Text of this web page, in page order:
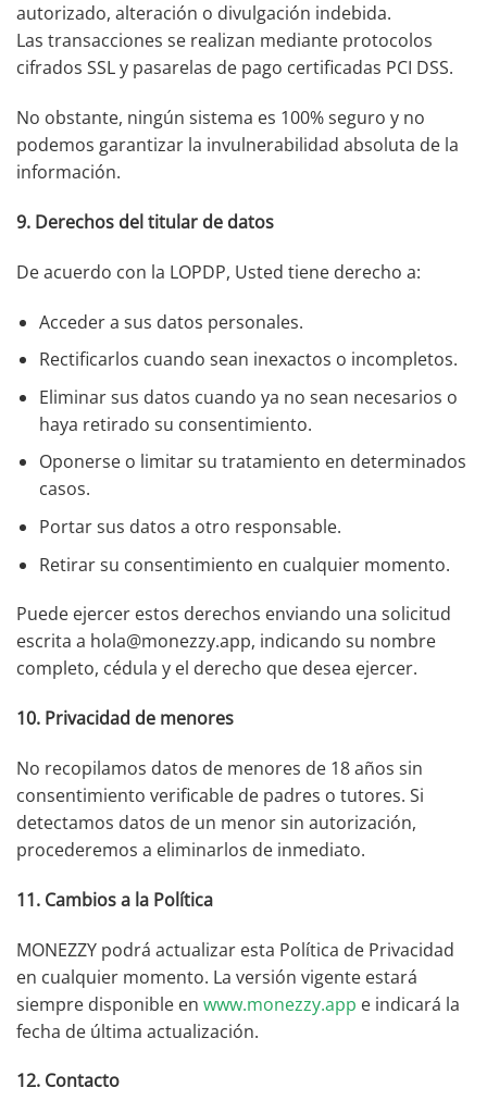
autorizado, alteración o divulgación indebida.
Las transacciones se realizan mediante protocolos
cifrados SSL y pasarelas de pago certificadas PCI DSS.
No obstante, ningún sistema es 100% seguro y no
podemos garantizar la invulnerabilidad absoluta de la
información.
9. Derechos del titular de datos
De acuerdo con la LOPDP, Usted tiene derecho a:
Acceder a sus datos personales.
Rectificarlos cuando sean inexactos o incompletos.
Eliminar sus datos cuando ya no sean necesarios o
haya retirado su consentimiento.
Oponerse o limitar su tratamiento en determinados
casos.
Portar sus datos a otro responsable.
Retirar su consentimiento en cualquier momento.
Puede ejercer estos derechos enviando una solicitud
escrita a hola@monezzy.app, indicando su nombre
completo, cédula y el derecho que desea ejercer.
10. Privacidad de menores
No recopilamos datos de menores de 18 años sin
consentimiento verificable de padres o tutores. Si
detectamos datos de un menor sin autorización,
procederemos a eliminarlos de inmediato.
11. Cambios a la Política
MONEZZY podrá actualizar esta Política de Privacidad
en cualquier momento. La versión vigente estará
siempre disponible en www.monezzy.app e indicará la
fecha de última actualización.
12. Contacto